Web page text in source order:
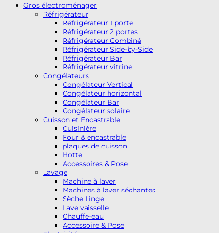
Gros électroménager
Réfrigérateur
Réfrigérateur 1 porte
Réfrigérateur 2 portes
Réfrigérateur Combiné
Réfrigérateur Side-by-Side
Réfrigérateur Bar
Réfrigérateur vitrine
Congélateurs
Congélateur Vertical
Congélateur horizontal
Congélateur Bar
Congélateur solaire
Cuisson et Encastrable
Cuisinière
Four & encastrable
plaques de cuisson
Hotte
Accessoires & Pose
Lavage
Machine à laver
Machines à laver séchantes
Sèche Linge
Lave vaisselle
Chauffe-eau
Accessoire & Pose